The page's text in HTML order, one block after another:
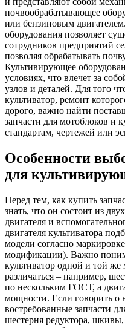
почвообрабатывающее
или бензиновым
оборудования позволяет
сотрудников предприятий
позволяя обрабатывать
Культивирующее
условиях, что влечет за
узлов и деталей. Для того
культиватор, ремонт
дорого, важно найти
запчасти для мотоблоков и
стандартам, чертежей или
Особенности
для
Перед тем, как купить
знать, что он состоит из
двигателя и
двигателя культиватора
модели согласно
модификации). Важно
культиватор одной и той же
различаться – например,
по нескольким ГОСТ, а
мощности. Если говорить о
востребованные запчасти
шестерня редуктора,